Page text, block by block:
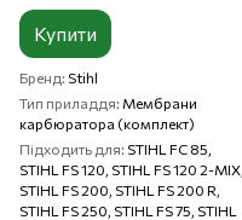
Купити
Бренд Stihl
Тип приладдя Мембрани
карбюратора (комплект)
Підходить для STIHL FC 85,
STIHL FS 120, STIHL FS 120 2-MIX,
STIHL FS 200, STIHL FS 200 R,
STIHL FS 250, STIHL FS 75, STIHL